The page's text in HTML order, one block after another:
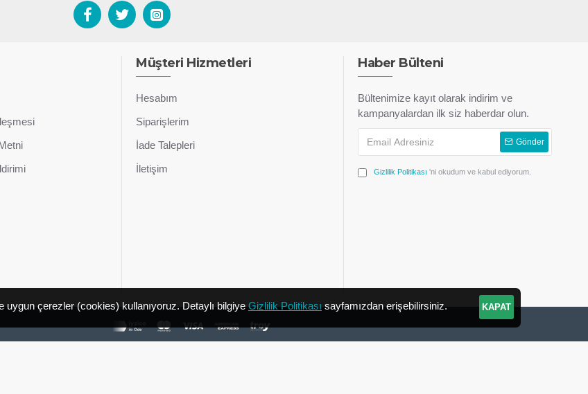
Müşteri Hizmetleri
Hesabım
Siparişlerim
İade Talepleri
İletişim
Haber Bülteni
Bültenimize kayıt olarak indirim ve
kampanyalardan ilk siz haberdar olun.
Gönder
Gizlilik Politikası 'ni okudum ve kabul ediyorum.
KAPAT
çerezler (cookies) kullanıyoruz. Detaylı bilgiye Gizlilik Politikası sayfamızdan erişebilirsiniz.